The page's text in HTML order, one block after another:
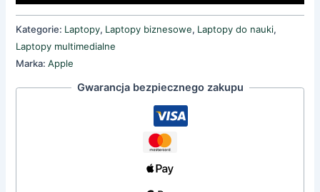
Kategorie: Laptopy, Laptopy biznesowe, Laptopy do nauki,
Laptopy multimedialne
Marka:Apple
Gwarancja bezpiecznego zakupu